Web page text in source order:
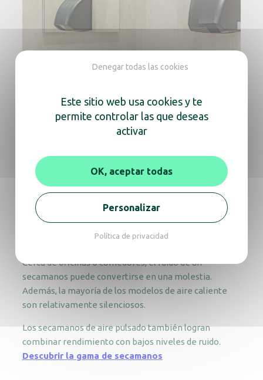
Elegir un secamanos según
el nivel de ruido (o su
Cerca de oficinas o comedores, el ruido de un
secamanos puede convertirse en una molestia.
Además, la mayoría de los modelos de aire caliente
son relativamente silenciosos.
Los secamanos de aire pulsado también logran
combinar rendimiento con bajos niveles de ruido.
Descubrir la gama de secamanos
Este sitio web usa cookies y te
permite controlar las que deseas
activar
OK, aceptar todas
Denegar todas las cookies
Personalizar
Política de privacidad